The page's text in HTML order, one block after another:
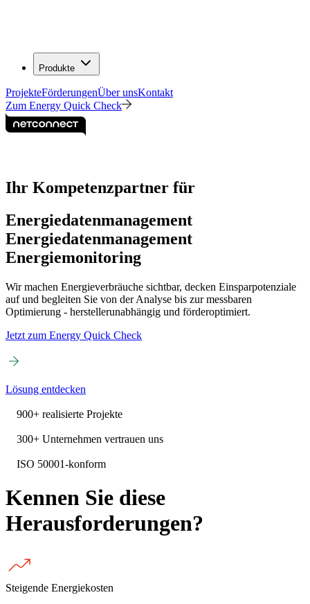
Produkte
ProjekteFörderungenÜber unsKontakt
Zum Energy Quick Check
Ihr Kompetenzpartner für
Energiedatenmanagement
Energiedatenmanagement
Energiemonitoring
Wir machen Energieverbräuche sichtbar, decken Einsparpotenziale
auf und begleiten Sie von der Analyse bis zur messbaren
Optimierung - herstellerunabhängig und förderoptimiert.
Jetzt zum Energy Quick Check
Lösung entdecken
900+ realisierte Projekte
300+ Unternehmen vertrauen uns
ISO 50001-konform
Kennen Sie diese
Herausforderungen?
Steigende Energiekosten